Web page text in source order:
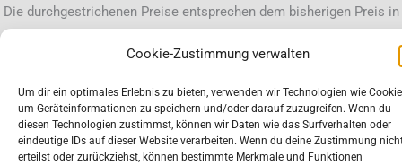
Cookie-Zustimmung verwalten
Um dir ein optimales Erlebnis zu bieten, verwenden wir Technologien wie
um Geräteinformationen zu speichern und/oder darauf zuzugreifen. Wenn du
diesen Technologien zustimmst, können wir Daten wie das Surfverhalten oder
eindeutige IDs auf dieser Website verarbeiten. Wenn du deine Zustimmung
erteilst oder zurückziehst, können bestimmte Merkmale und Funktionen
Die durchgestrichenen Preise entsprechen dem bisherigen Preis in